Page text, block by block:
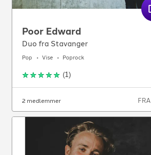
Poor Edward
Duo fra Stavanger
Pop Vise Poprock
(1)
2 medlemmer FRA